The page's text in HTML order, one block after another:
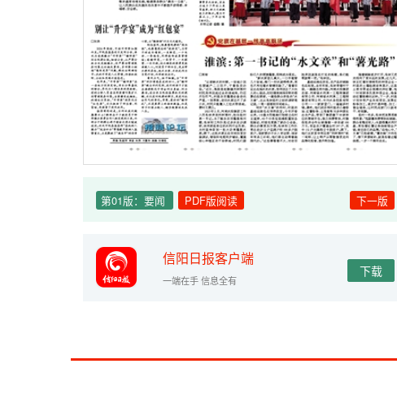
第01版：要闻 PDF版阅读 下一版
信阳日报客户端
一端在手 信息全有
下载